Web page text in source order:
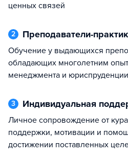
ценных связей
2 Преподаватели-
Обучение у выдающихся преподавателей- практиков,
обладающих многолетним
менеджмента и юриспруденции
3 Индивидуальная
Личное сопровождение от куратора МФЮА с целью
поддержки, мотивации и
достижении поставленных